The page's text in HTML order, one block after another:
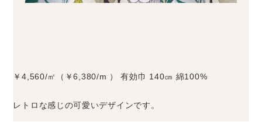
￥4,560/㎡（￥6,380/m ） 有効巾 140㎝ 綿100%
レトロな感じの可愛いデザインです。